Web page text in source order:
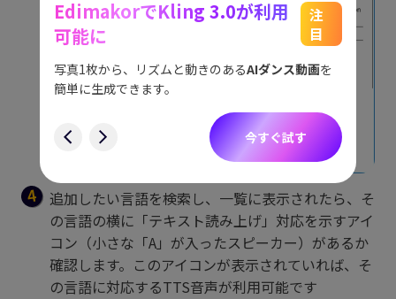
追加したい言語を検索し、一覧に表示されたら、そ
の言語の横に「テキスト読み上げ」対応を示すアイ
コン（小さな「A」が入ったスピーカー）があるか
確認します。このアイコンが表示されていれば、そ
の言語に対応するTTS音声が利用可能です
EdimakorでKling 3.0が利用
可能に
注
目
写真1枚から、リズムと動きのあるAIダンス動画を
簡単に生成できます。
今すぐ試す
にも